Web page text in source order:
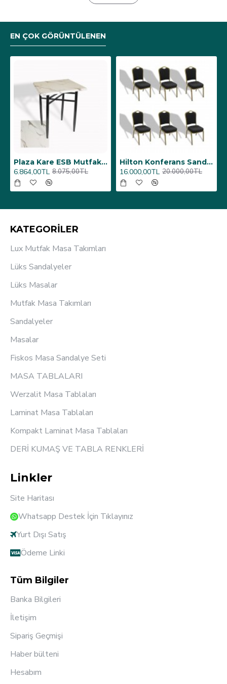
EN ÇOK GÖRÜNTÜLENEN
Üst Üste Konan Hilton Konferans Sandalye - (4 Adet)
12.000,00TL 15.000,00TL
Porselen Masa Tablası 80X160
26.350,00TL 31.000,00TL
KATEGORİLER
Lux Mutfak Masa Takımları
Lüks Sandalyeler
Lüks Masalar
Mutfak Masa Takımları
Sandalyeler
Masalar
Fiskos Masa Sandalye Seti
MASA TABLALARI
Werzalit Masa Tablaları
Laminat Masa Tablaları
Kompakt Laminat Masa Tablaları
DERİ KUMAŞ VE TABLA RENKLERİ
Linkler
Site Haritası
Whatsapp Destek İçin Tıklayınız
Yurt Dışı Satış
Ödeme Linki
Tüm Bilgiler
Banka Bilgileri
İletişim
Sipariş Geçmişi
Haber bülteni
Hesabım